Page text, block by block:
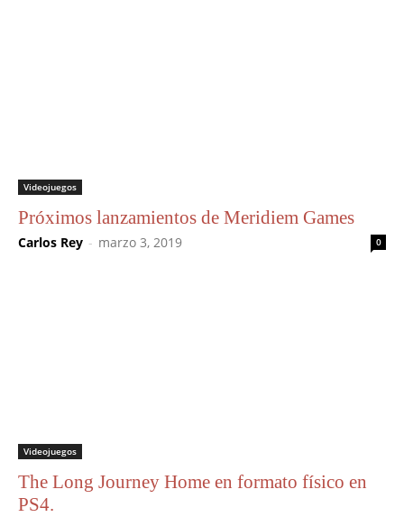
Videojuegos
Próximos lanzamientos de Meridiem Games
Carlos Rey - marzo 3, 2019 0
Videojuegos
The Long Journey Home en formato físico en
PS4.